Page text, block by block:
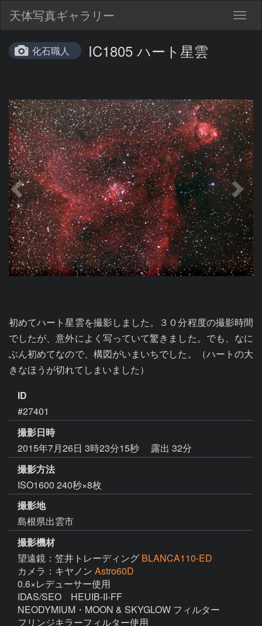
天体写真ギャラリー
化石職人 IC1805 ハート星雲
初めてハート星雲を撮影しました。３０分程度の撮影時間
でしたが、意外によく写っていて驚きました。でも、なに
ぶん初めてなので、構図がいまいちでした。（ハートの大
きなほうが切れてしまいました）
ID
#27401
撮影日時
2015年7月26日 3時23分15秒
露出 32分
撮影方法
ISO1600 240秒×8枚
撮影地
島根県出雲市
撮影機材
望遠鏡：笠井トレーディング BLANCA110-ED
カメラ：キヤノン Astro60D
0.6×レデューサー使用
IDAS/SEO　HEUIB-II-FF
NEODYMIUM・MOON & SKYGLOW フィルター
フリンジキラーフィルター使用